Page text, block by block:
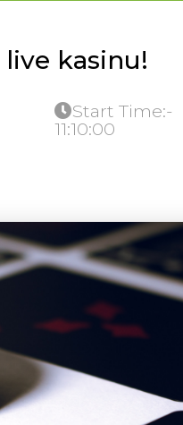
kasinu!
Start Time:-
11:10:00